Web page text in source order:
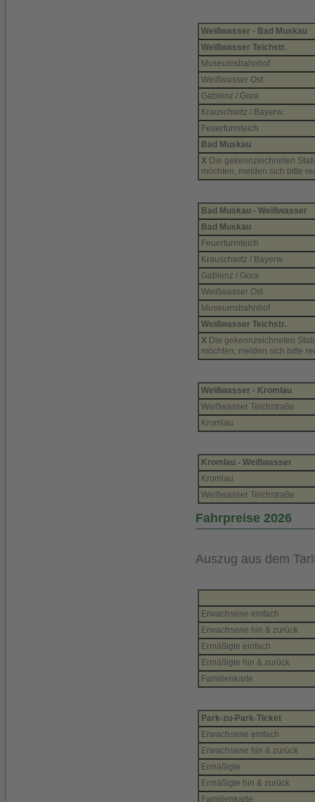
Weißwasser - Bad Muskau
Weißwasser Teichstr.
Museumsbahnhof
Weißwasser Ost
Gablenz / Gora
Krauschwitz / Bayerw.
Feuerturmteich
Bad Muskau
X Die gekennzeichneten
möchten, melden sich bitte
Bad Muskau - Weißwasser
Bad Muskau
Feuerturmteich
Krauschwitz / Bayerw.
Gablenz / Gora
Weißwasser Ost
Museumsbahnhof
Weißwasser Teichstr.
X Die gekennzeichneten
möchten, melden sich bitte
Weißwasser - Kromlau
Weißwasser Teichstraße
Kromlau
Kromlau - Weißwasser
Kromlau
Weißwasser Teichstraße
Fahrpreise 2026
Auszug aus dem
Erwachsene einfach
Erwachsene hin & zurück
Ermäßigte einfach
Ermäßigte hin & zurück
Familienkarte
Park-zu-Park-Ticket
Erwachsene einfach
Erwachsene hin & zurück
Ermäßigte
Ermäßigte hin & zurück
Familienkarte